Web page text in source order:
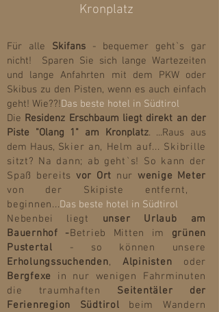
Kronplatz
Für alle Skifans- bequemer geht`s gar
nicht! Sparen Sie sich lange Wartezeiten
und lange Anfahrten mit dem PKW oder
Skibus zu den Pisten, wenn es auch einfach
geht! Wie??!Das beste hotel in Südtirol
Die Residenz Erschbaum liegt direkt an der
Piste "Olang 1" am Kronplatz. ...Raus aus
dem Haus, Skier an, Helm auf... Skibrille
sitzt? Na dann; ab geht`s! So kann der
Spaß bereits vor Ort nur wenige Meter
von der Skipiste entfernt,
beginnen...Das beste hotel in Südtirol
Nebenbei
liegt unser Urlaub am
Bauernhof -Betrieb Mitten im
grünen
Pustertal - so können unsere
Erholungssuchenden, Alpinisten oder
Bergfexe in nur wenigen Fahrminuten
die traumhaften Seitentäler der
Ferienregion Südtirol beim Wandern